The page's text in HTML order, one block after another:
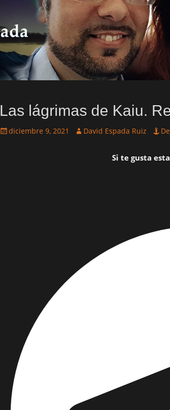
Las lágrimas de Kaiu.
Publicado
diciembre 9, 2021 AutorDavid Espada Ruiz
Si te gusta